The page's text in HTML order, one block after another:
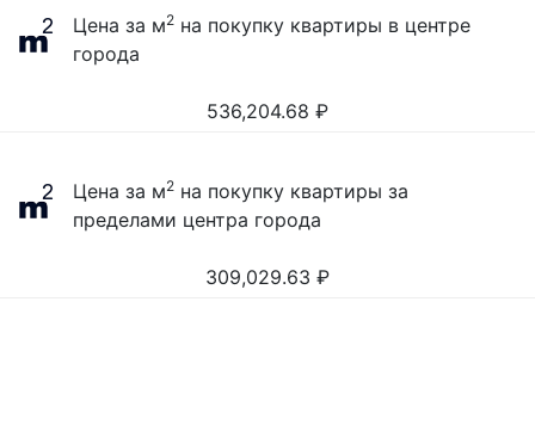
Цена за м2 на покупку квартиры в центре
города
536,204.68 ₽
Цена за м2 на покупку квартиры за
пределами центра города
309,029.63 ₽